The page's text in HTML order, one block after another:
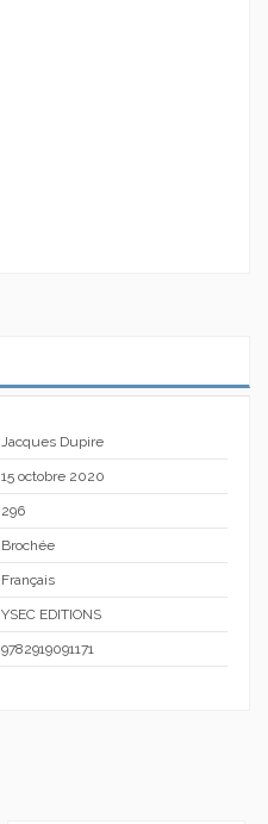
Jacques Dupire
15 octobre 2020
296
Brochée
Français
YSEC EDITIONS
9782919091171